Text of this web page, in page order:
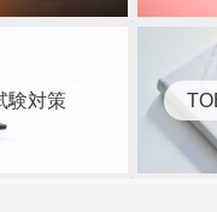
験対策